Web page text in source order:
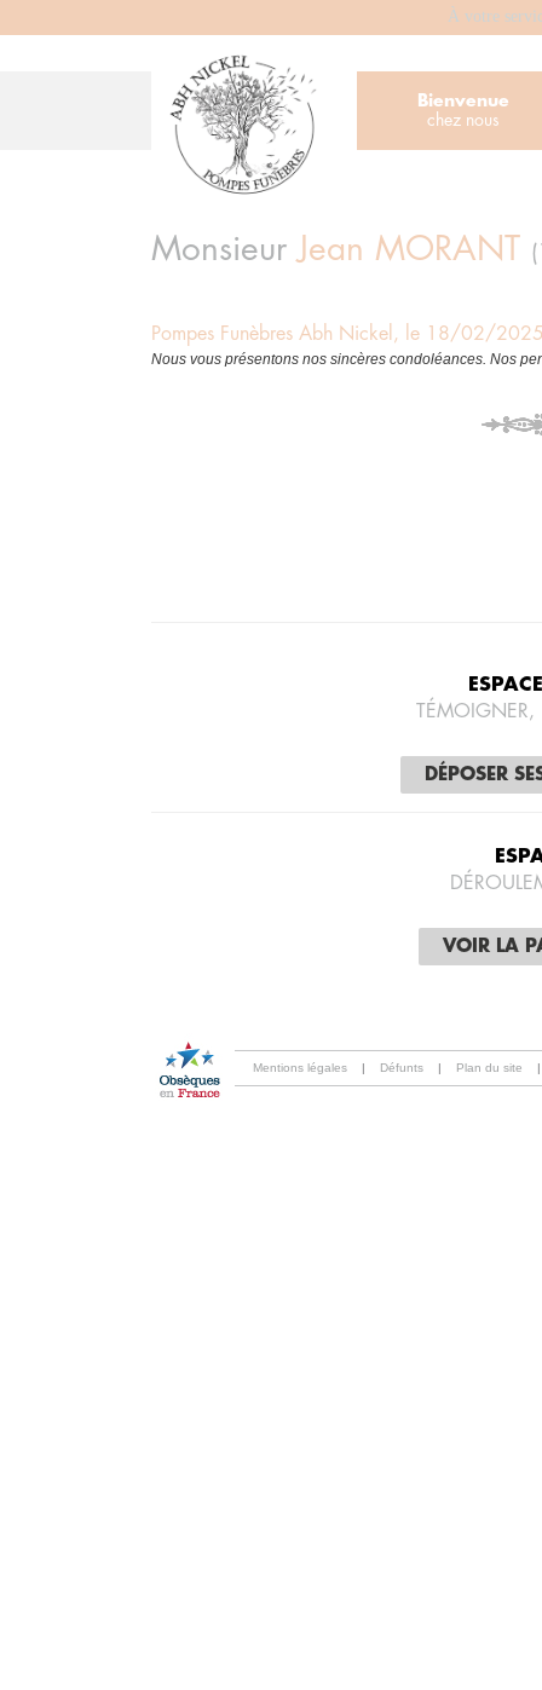
À votre
Bienvenue
chez nous
Monsieur Jean MORANT
Pompes Funèbres Abh Nickel, le 18/02/
Nous vous présentons nos sincères condoléances. Nos
DÉPOSER
VOIR LA
Mentions légales | Défunts | Plan du site |